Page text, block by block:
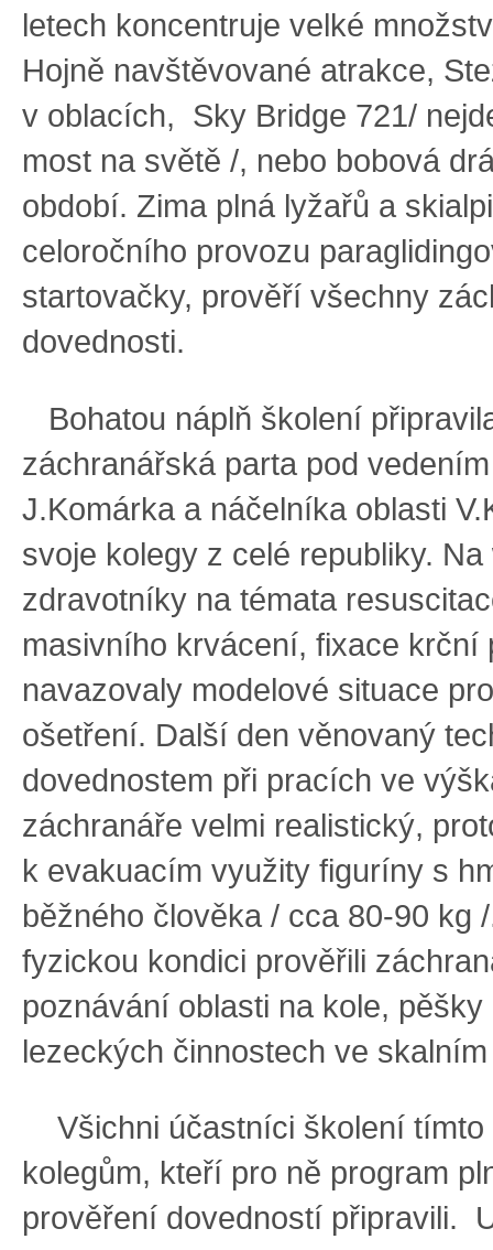
letech koncentruje velké
Hojně navštěvované atrakce,
v oblacích, Sky Bridge 721/
most na světě /, nebo bobová
období. Zima plná lyžařů a
celoročního provozu
startovačky, prověří všechny
dovednosti.
Bohatou náplň školení
záchranářská parta pod
J.Komárka a náčelníka oblasti
svoje kolegy z celé republiky.
zdravotníky na témata
masivního krvácení, fixace krční
navazovaly modelové situace
ošetření. Další den věnovaný
dovednostem při pracích ve
záchranáře velmi realistický,
k evakuacím využity figuríny s
běžného člověka / cca 80-90 kg
fyzickou kondici prověřili
poznávání oblasti na kole, pěšky
lezeckých činnostech ve
Všichni účastníci školení tímto
kolegům, kteří pro ně program
prověření dovedností připravili.